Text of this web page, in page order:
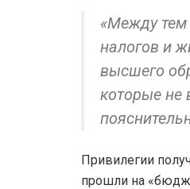
«Между тем
налогов и
высшего
которые не
Привилегии
прошли на